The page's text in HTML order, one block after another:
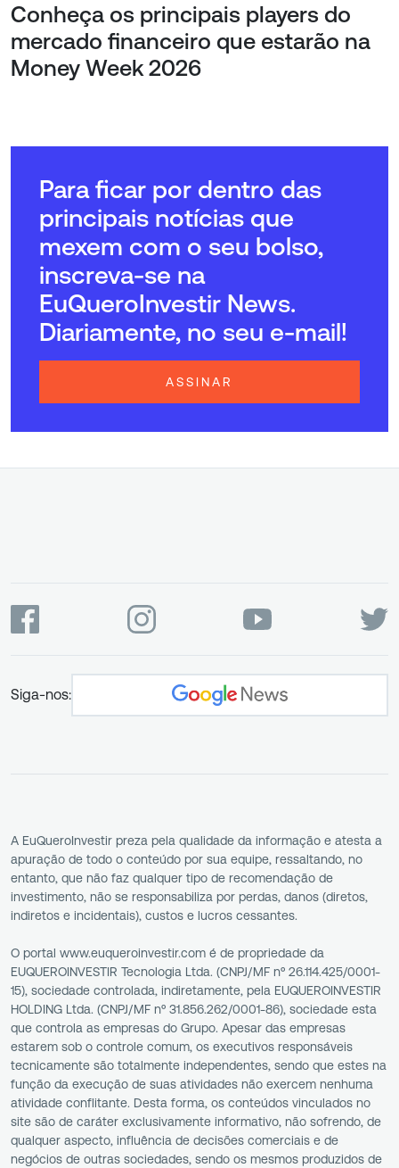
Conheça os principais players do
mercado financeiro que estarão na
Money Week 2026
Para ficar por dentro das
principais notícias que
mexem com o seu bolso,
inscreva-se na
EuQueroInvestir News.
Diariamente, no seu e-mail!
ASSINAR
Siga-nos:
A EuQueroInvestir preza pela qualidade da informação e atesta a
apuração de todo o conteúdo por sua equipe, ressaltando, no
entanto, que não faz qualquer tipo de recomendação de
investimento, não se responsabiliza por perdas, danos (diretos,
indiretos e incidentais), custos e lucros cessantes.
O portal www.euqueroinvestir.com é de propriedade da
EUQUEROINVESTIR Tecnologia Ltda. (CNPJ/MF nº 26.114.425/0001-
15), sociedade controlada, indiretamente, pela EUQUEROINVESTIR
HOLDING Ltda. (CNPJ/MF nº 31.856.262/0001-86), sociedade esta
que controla as empresas do Grupo. Apesar das empresas
estarem sob o controle comum, os executivos responsáveis
tecnicamente são totalmente independentes, sendo que estes na
função da execução de suas atividades não exercem nenhuma
atividade conflitante. Desta forma, os conteúdos vinculados no
site são de caráter exclusivamente informativo, não sofrendo, de
qualquer aspecto, influência de decisões comerciais e de
negócios de outras sociedades, sendo os mesmos produzidos de